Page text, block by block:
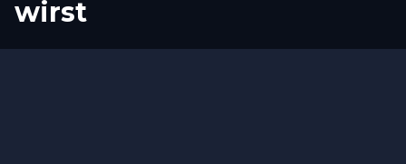
wirst
Start
Ziel